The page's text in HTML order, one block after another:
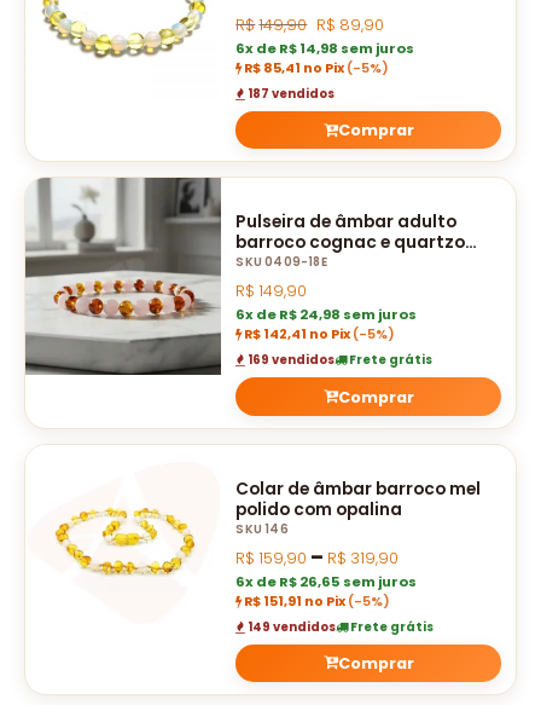
R$149,90 R$ 89,90
6x de R$ 14,98 sem juros
R$ 85,41 no Pix (-5%)
187 vendidos
Comprar
Pulseira de âmbar adulto
barroco cognac e quartzo
rosa polido sem fecho - 18 cm
SKU 0409-18E
R$ 149,90
6x de R$ 24,98 sem juros
R$ 142,41 no Pix (-5%)
169 vendidos
Frete grátis
Comprar
Colar de âmbar barroco mel
polido com opalina
SKU 146
R$ 159,90 – R$ 319,90
6x de R$ 26,65 sem juros
R$ 151,91 no Pix (-5%)
149 vendidos
Frete grátis
Comprar